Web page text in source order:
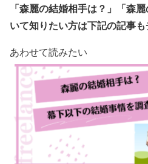
「森麗の結婚相手は？」「森
いて知りたい方は下記の記事
あわせて読みたい